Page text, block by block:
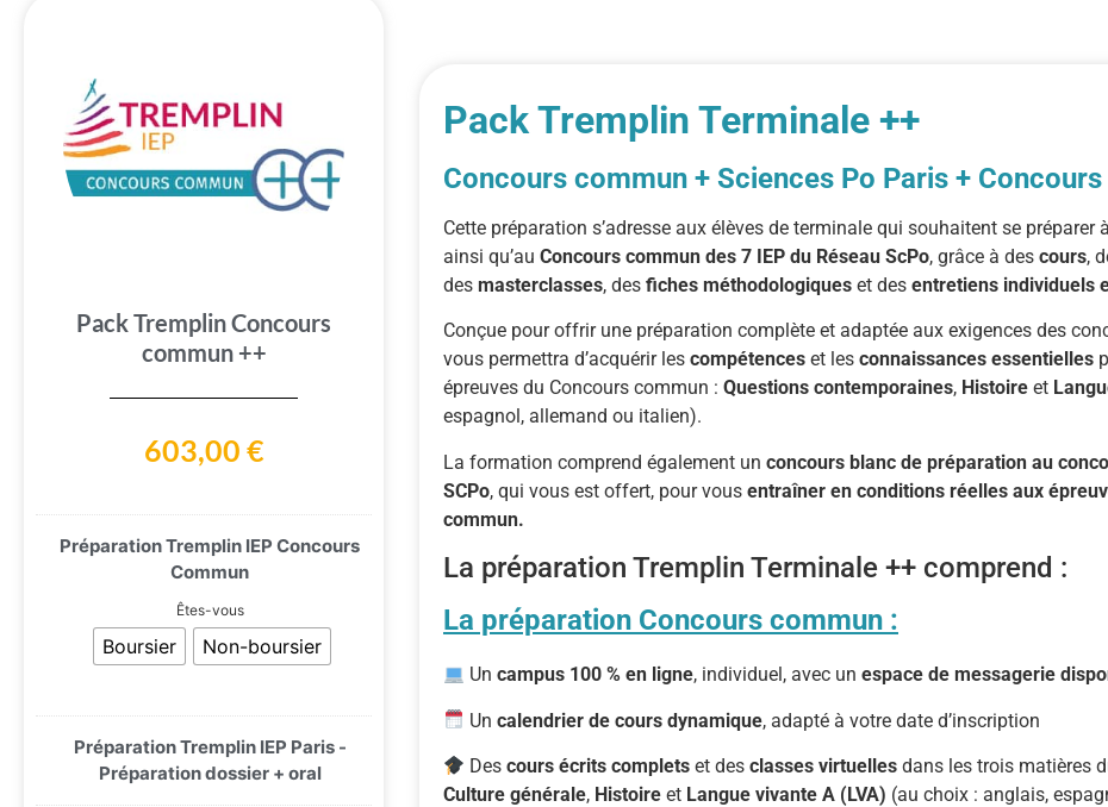
Pack Tremplin Concours
commun ++
603,00 €
Préparation Tremplin IEP Concours
Commun
Êtes-vous
Boursier Non-boursier
Préparation Tremplin IEP Paris -
Préparation dossier + oral
Pack Tremplin Terminale ++
Concours commun + Sciences Po Paris +
Cette préparation s’adresse aux élèves de terminale qui souhaitent se préparer à
ainsi qu’au Concours commun des 7 IEP du Réseau ScPo, grâce à des cours,
des masterclasses, des fiches méthodologiques et des entretiens individuels
Conçue pouroffrir une préparation complète et adaptée aux exigences des
vous permettra d’acquérir les compétences et les connaissances essentielles
épreuves du Concours commun : Questions contemporaines, Histoire et
espagnol, allemand ou italien).
La formation comprend également un concours blanc de préparation au
SCPo, qui vous est offert, pour vous entraîner en conditions réelles aux
commun.
La préparation Tremplin Terminale ++ comprend :
La préparation Concours commun :
Uncampus 100 %en ligne, individuel, avec unespacedemessagerie
Uncalendrierdecoursdynamique, adapté àvotredated’inscription
Descoursécritscomplets etdesclassesvirtuelles dans lestrois matières
Culture générale, Histoire et Langue vivante A (LVA) (au choix : anglais,